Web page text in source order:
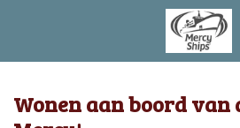
naar
hoofdinhoud
Wonen aan boord van